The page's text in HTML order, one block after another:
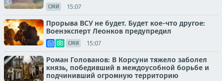
СМИ 15:07
Прорыва ВСУ не будет. Будет кое-что другое:
Военэксперт Леонков предупредил
СМИ 15:07
Роман Голованов: В Корсуни тяжело заболел
князь, победивший в междоусобной борьбе и
подчинивший огромную территорию